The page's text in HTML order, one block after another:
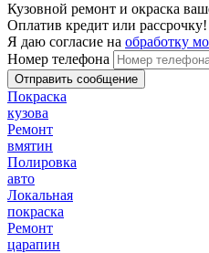
Кузовной ремонт и окраска
Оплатив кредит или
Я даю согласие на обработку
Номер телефона
Покраска
кузова
Ремонт
вмятин
Полировка
авто
Локальная
покраска
Ремонт
царапин